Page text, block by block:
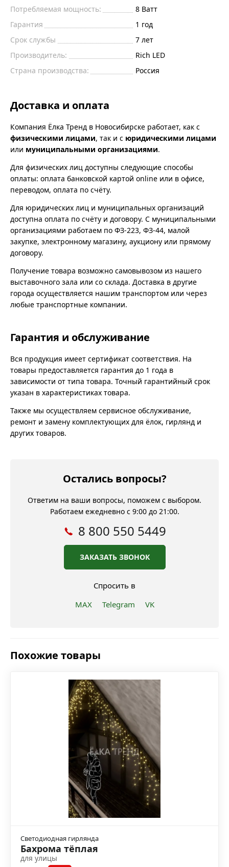
Потребляемая мощность:
8 Ватт
Гарантия
1 год
Срок службы
7 лет
Производитель:
Rich LED
Страна производства:
Россия
Доставка и оплата
Компания Ёлка Тренд в Новосибирске работает, как с
физическими лицами, так и с юридическими лицами
или муниципальными организациями.
Для физических лиц доступны следующие способы
оплаты: оплата банковской картой online или в офисе,
переводом, оплата по счёту.
Для юридических лиц и муниципальных организаций
доступна оплата по счёту и договору. С муниципальными
организациями работаем по ФЗ-223, ФЗ-44, малой
закупке, электронному магазину, аукциону или прямому
договору.
Получение товара возможно самовывозом из нашего
выставочного зала или со склада. Доставка в другие
города осуществляется нашим транспортом или через
любые транспортные компании.
Гарантия и обслуживание
Вся продукция имеет сертификат соответствия. На
товары предоставляется гарантия до 1 года в
зависимости от типа товара. Точный гарантийный срок
указан в характеристиках товара.
Также мы осуществляем сервисное обслуживание,
ремонт и замену комплектующих для ёлок, гирлянд и
других товаров.
Остались вопросы?
Ответим на ваши вопросы, поможем с выбором.
Работаем ежедневно с 9:00 до 21:00.
8 800 550 5449
ЗАКАЗАТЬ ЗВОНОК
Спросить в
MAX
Telegram VK
Похожие товары
Светодиодная гирлянда
Бахрома тёплая
для улицы